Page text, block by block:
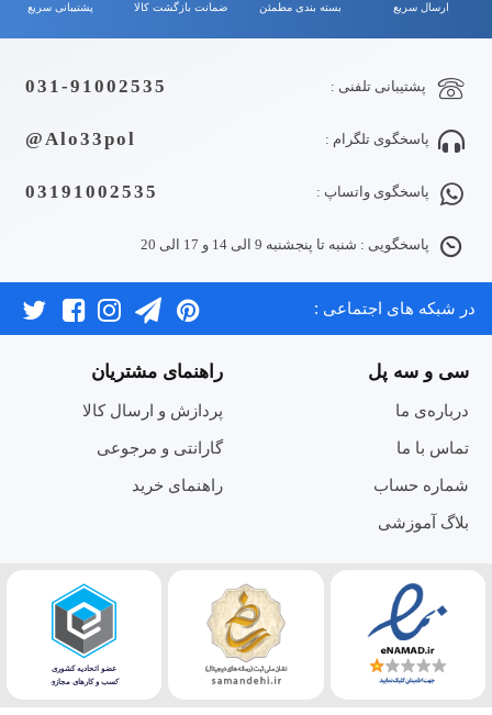
ارسال سریع بسته بندی مطمئن ضمانت بازگشت کالا پشتیبانی سریع
پشتیبانی تلفنی : 031-91002535
پاسخگوی تلگرام : Alo33pol@
پاسخگوی واتساپ : 03191002535
پاسخگویی : شنبه تا پنجشنبه 9 الی 14 و 17 الی 20
در شبکه های اجتماعی :
سی و سه پل
درباره‌ی ما
تماس با ما
شماره حساب
بلاگ آموزشی
راهنمای مشتریان
پردازش و ارسال کالا
گارانتی و مرجوعی
راهنمای خرید